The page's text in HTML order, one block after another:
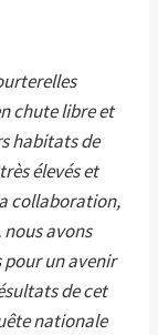
chute libre et
habitats de
élevés et
collaboration,
avons
pour un avenir
de cet
nationale